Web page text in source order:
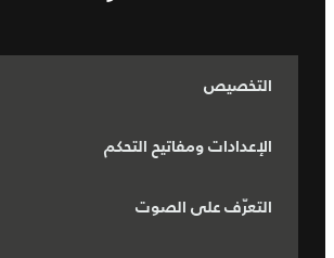
التخصيص
الإعدادات ومفاتيح التحكم
التعرّف على الصوت